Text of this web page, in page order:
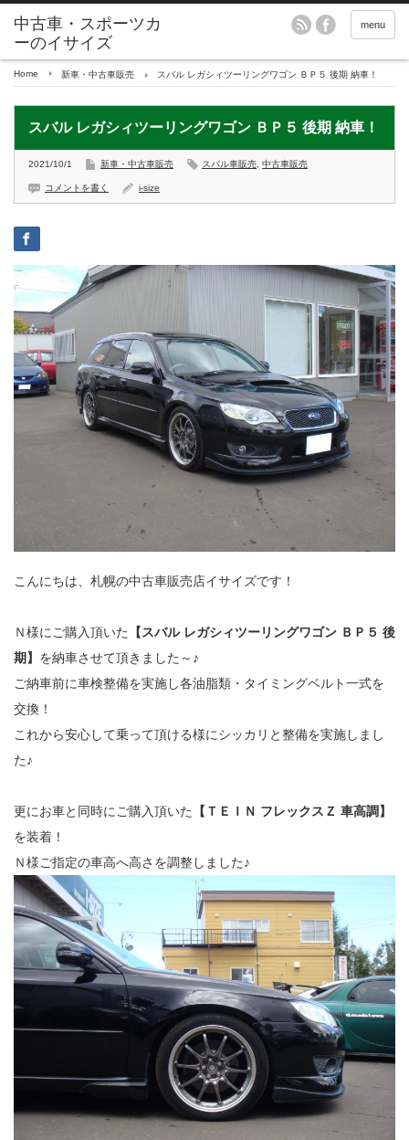
menu
Home 新車・中古車販売 スバル レガシィツーリングワゴン ＢＰ５ 後期 納車！
スバル レガシィツーリングワゴン ＢＰ５ 後期 納車！
2021/10/1 新車・中古車販売 スバル車販売 中古車販売
コメントを書く i-size
こんにちは、札幌の中古車販売店イサイズです！
Ｎ様にご購入頂いた
【スバル レガシィツーリングワゴン ＢＰ５ 後
期】 を納車させて頂きました～♪
ご納車前に車検整備を実施し各油脂類・タイミングベルト一式を
交換！
これから安心して乗って頂ける様にシッカリと整備を実施しまし
た♪
更にお車と同時にご購入頂いた
【ＴＥＩＮ フレックスＺ 車高調】
を装着！
Ｎ様ご指定の車高へ高さを調整しました♪